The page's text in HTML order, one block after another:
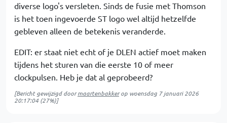
diverse logo's versleten. Sinds de fusie met Thomson
is het toen ingevoerde ST logo wel altijd hetzelfde
gebleven alleen de betekenis veranderde.
EDIT: er staat niet echt of je DLEN actief moet maken
tijdens het sturen van die eerste 10 of meer
clockpulsen. Heb je dat al geprobeerd?
[Bericht gewijzigd doormaartenbakkerop woensdag 7 januari 2026
20:17:04 (27%)]